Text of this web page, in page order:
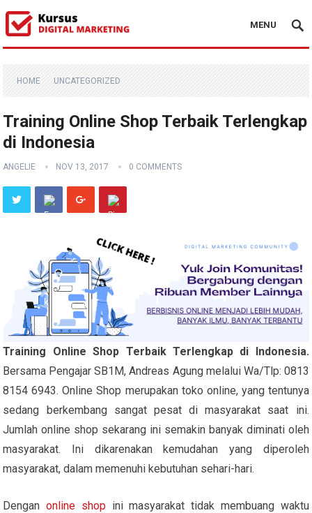
MENU
HOME UNCATEGORIZED
Training Online Shop Terbaik Terlengkap
di Indonesia
ANGELIE NOV 13, 2017 0 COMMENTS
Training Online Shop Terbaik Terlengkap di Indonesia.
Bersama Pengajar SB1M, Andreas Agung melalui Wa/Tlp: 0813
8154 6943. Online Shop merupakan toko online, yang tentunya
sedang berkembang sangat pesat di masyarakat saat ini.
Jumlah online shop sekarang ini semakin banyak diminati oleh
masyarakat. Ini dikarenakan kemudahan yang diperoleh
masyarakat, dalam memenuhi kebutuhan sehari-hari.
Denganonline shop ini masyarakat tidak membuang waktu